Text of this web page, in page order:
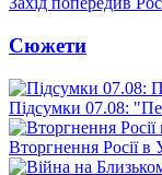
Сюжети
Підсумки 07.08:
Вторгнення Росії в